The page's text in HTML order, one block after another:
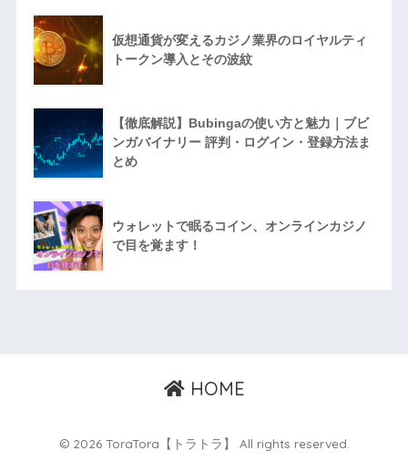
仮想通貨が変えるカジノ業界のロイヤルティ
トークン導入とその波紋
【徹底解説】Bubingaの使い方と魅力｜ブビ
ンガバイナリー 評判・ログイン・登録方法ま
とめ
ウォレットで眠るコイン、オンラインカジノ
で目を覚ます！
HOME
© 2026 ToraTora【トラトラ】 All rights reserved.